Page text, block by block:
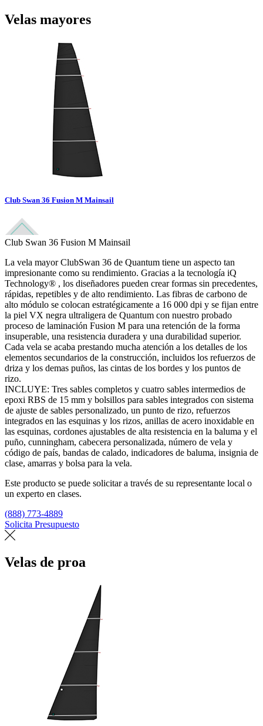
Velas mayores
Club Swan 36 Fusion M Mainsail
Club Swan 36 Fusion M Mainsail
La vela mayor ClubSwan 36 de Quantum tiene un aspecto tan
impresionante como su rendimiento. Gracias a la tecnología iQ
Technology® , los diseñadores pueden crear formas sin precedentes,
rápidas, repetibles y de alto rendimiento. Las fibras de carbono de
alto módulo se colocan estratégicamente a 16 000 dpi y se fijan entre
la piel VX negra ultraligera de Quantum con nuestro probado
proceso de laminación Fusion M para una retención de la forma
insuperable, una resistencia duradera y una durabilidad superior.
Cada vela se acaba prestando mucha atención a los detalles de los
elementos secundarios de la construcción, incluidos los refuerzos de
driza y los demas puños, las cintas de los bordes y los puntos de
rizo.
INCLUYE: Tres sables completos y cuatro sables intermedios de
epoxi RBS de 15 mm y bolsillos para sables integrados con sistema
de ajuste de sables personalizado, un punto de rizo, refuerzos
integrados en las esquinas y los rizos, anillas de acero inoxidable en
las esquinas, cordones ajustables de alta resistencia en la baluma y el
puño, cunningham, cabecera personalizada, número de vela y
código de país, bandas de calado, indicadores de baluma, insignia de
clase, amarras y bolsa para la vela.
Este producto se puede solicitar a través de su representante local o
un experto en clases.
(888) 773-4889
Solicita Presupuesto
Velas de proa